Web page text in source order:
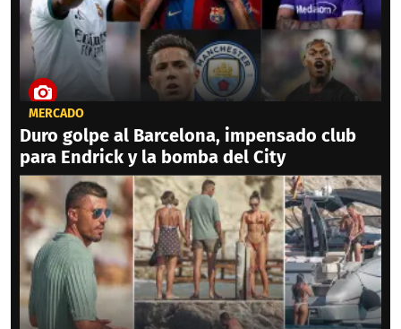
MERCADO
Duro golpe al Barcelona, impensado club
para Endrick y la bomba del City